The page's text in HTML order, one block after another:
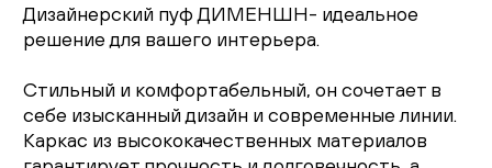
Дизайнерский пуф ДИМЕНШН- идеальное
решение для вашего интерьера.
Стильный и комфортабельный, он сочетает в
себе изысканный дизайн и современные линии.
Каркас из высококачественных материалов